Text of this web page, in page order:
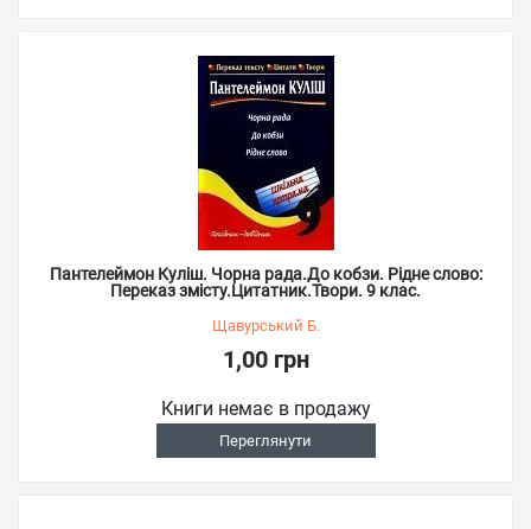
Пантелеймон Куліш. Чорна рада.До кобзи. Рідне слово:
Переказ змісту.Цитатник.Твори. 9 клас.
Щавурський Б.
1,00 грн
Книги немає в продажу
Переглянути